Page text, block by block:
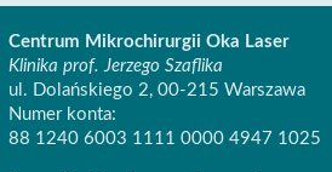
Centrum Mikrochirurgii Oka Laser
Klinika prof. Jerzego Szaflika
ul. Dolańskiego 2, 00-215 Warszawa
Numer konta:
88 1240 6003 1111 0000 4947 1025